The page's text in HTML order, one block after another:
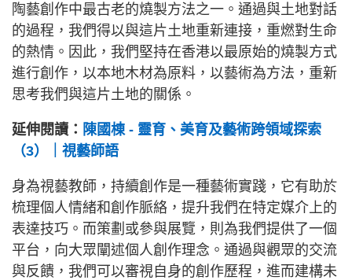
陶藝創作中最古老的燒製方法之一。通過與土地對話
的過程，我們得以與這片土地重新連接，重燃對生命
的熱情。因此，我們堅持在香港以最原始的燒製方式
進行創作，以本地木材為原料，以藝術為方法，重新
思考我們與這片土地的關係。
延伸閱讀： 陳國棟 - 靈育、美育及藝術跨領域探索
（3）｜視藝師語
身為視藝教師，持續創作是一種藝術實踐，它有助於
梳理個人情緒和創作脈絡，提升我們在特定媒介上的
表達技巧。而策劃或參與展覽，則為我們提供了一個
平台，向大眾闡述個人創作理念。通過與觀眾的交流
與反饋，我們可以審視自身的創作歷程，進而建構未